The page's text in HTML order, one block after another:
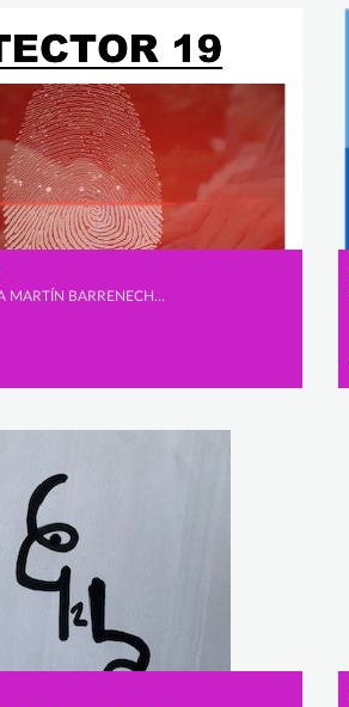
Secundaria, BERTA MARTÍN BARRENECHEA, CELIA FLORIANO VELASCO y LUCÍA GONZÁLEZ RAMOS